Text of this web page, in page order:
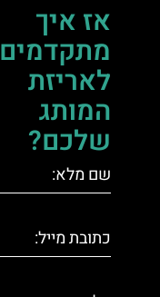
אז איך
מתקדמים
לאריזת
המותג
שלכם?